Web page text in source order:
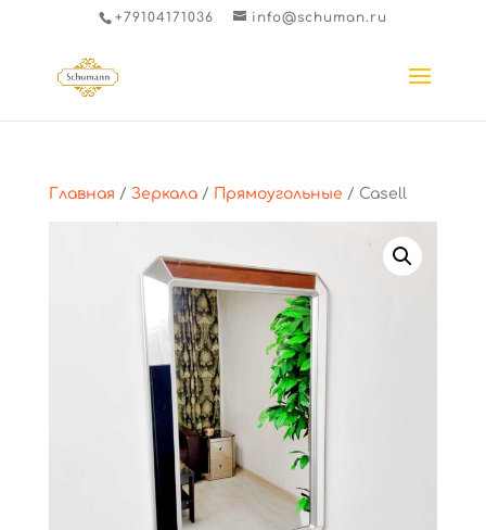
+79104171036 info@schuman.ru
Главная / Зеркала/ Прямоугольные / Casell